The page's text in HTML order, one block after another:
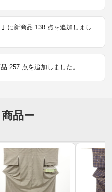
に新商品 138 点を追加しまし
257 点を追加しました。
品ー